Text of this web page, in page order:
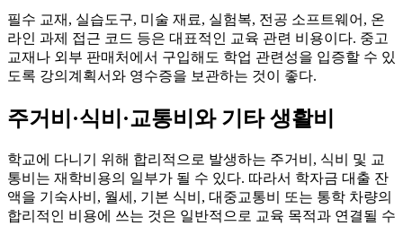
필수 교재, 실습도구, 미술 재료, 실험복, 전공 소프트웨어, 온
라인 과제 접근 코드 등은 대표적인 교육 관련 비용이다. 중고
교재나 외부 판매처에서 구입해도 학업 관련성을 입증할 수 있
도록 강의계획서와 영수증을 보관하는 것이 좋다.
주거비·식비·교통비와 기타 생활비
학교에 다니기 위해 합리적으로 발생하는 주거비, 식비 및 교
통비는 재학비용의 일부가 될 수 있다. 따라서 학자금 대출 잔
액을 기숙사비, 월세, 기본 식비, 대중교통비 또는 통학 차량의
합리적인 비용에 쓰는 것은 일반적으로 교육 목적과 연결될 수